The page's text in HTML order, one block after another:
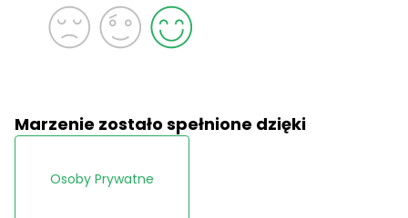
Marzenie zostało spełnione dzięki
Osoby Prywatne